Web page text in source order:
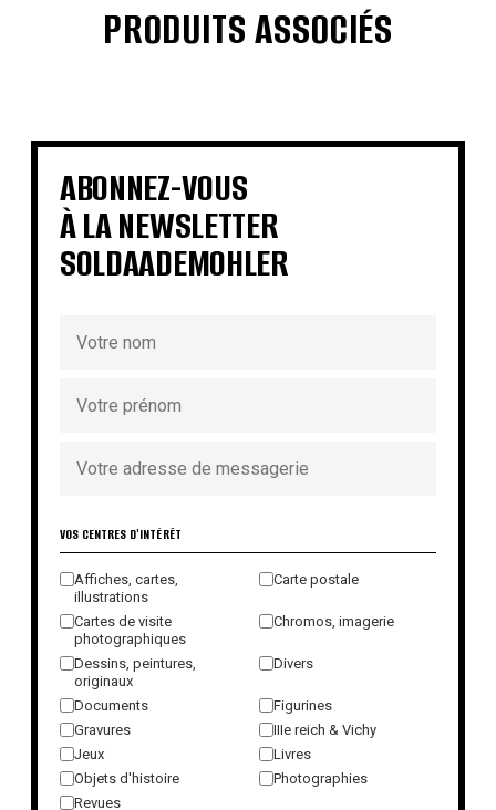
PRODUITS ASSOCIÉS
€ €
€ € €
€
ABONNEZ-VOUS
À LA NEWSLETTER
SOLDAADEMOHLER
VOS CENTRES D'INTÉRÊT
Affiches, cartes,
illustrations
Carte postale
Cartes de visite
photographiques
Chromos, imagerie
Dessins, peintures,
originaux
Divers
Documents
Figurines
Gravures
IIIe reich & Vichy
Jeux
Livres
Objets d'histoire
Photographies
Revues